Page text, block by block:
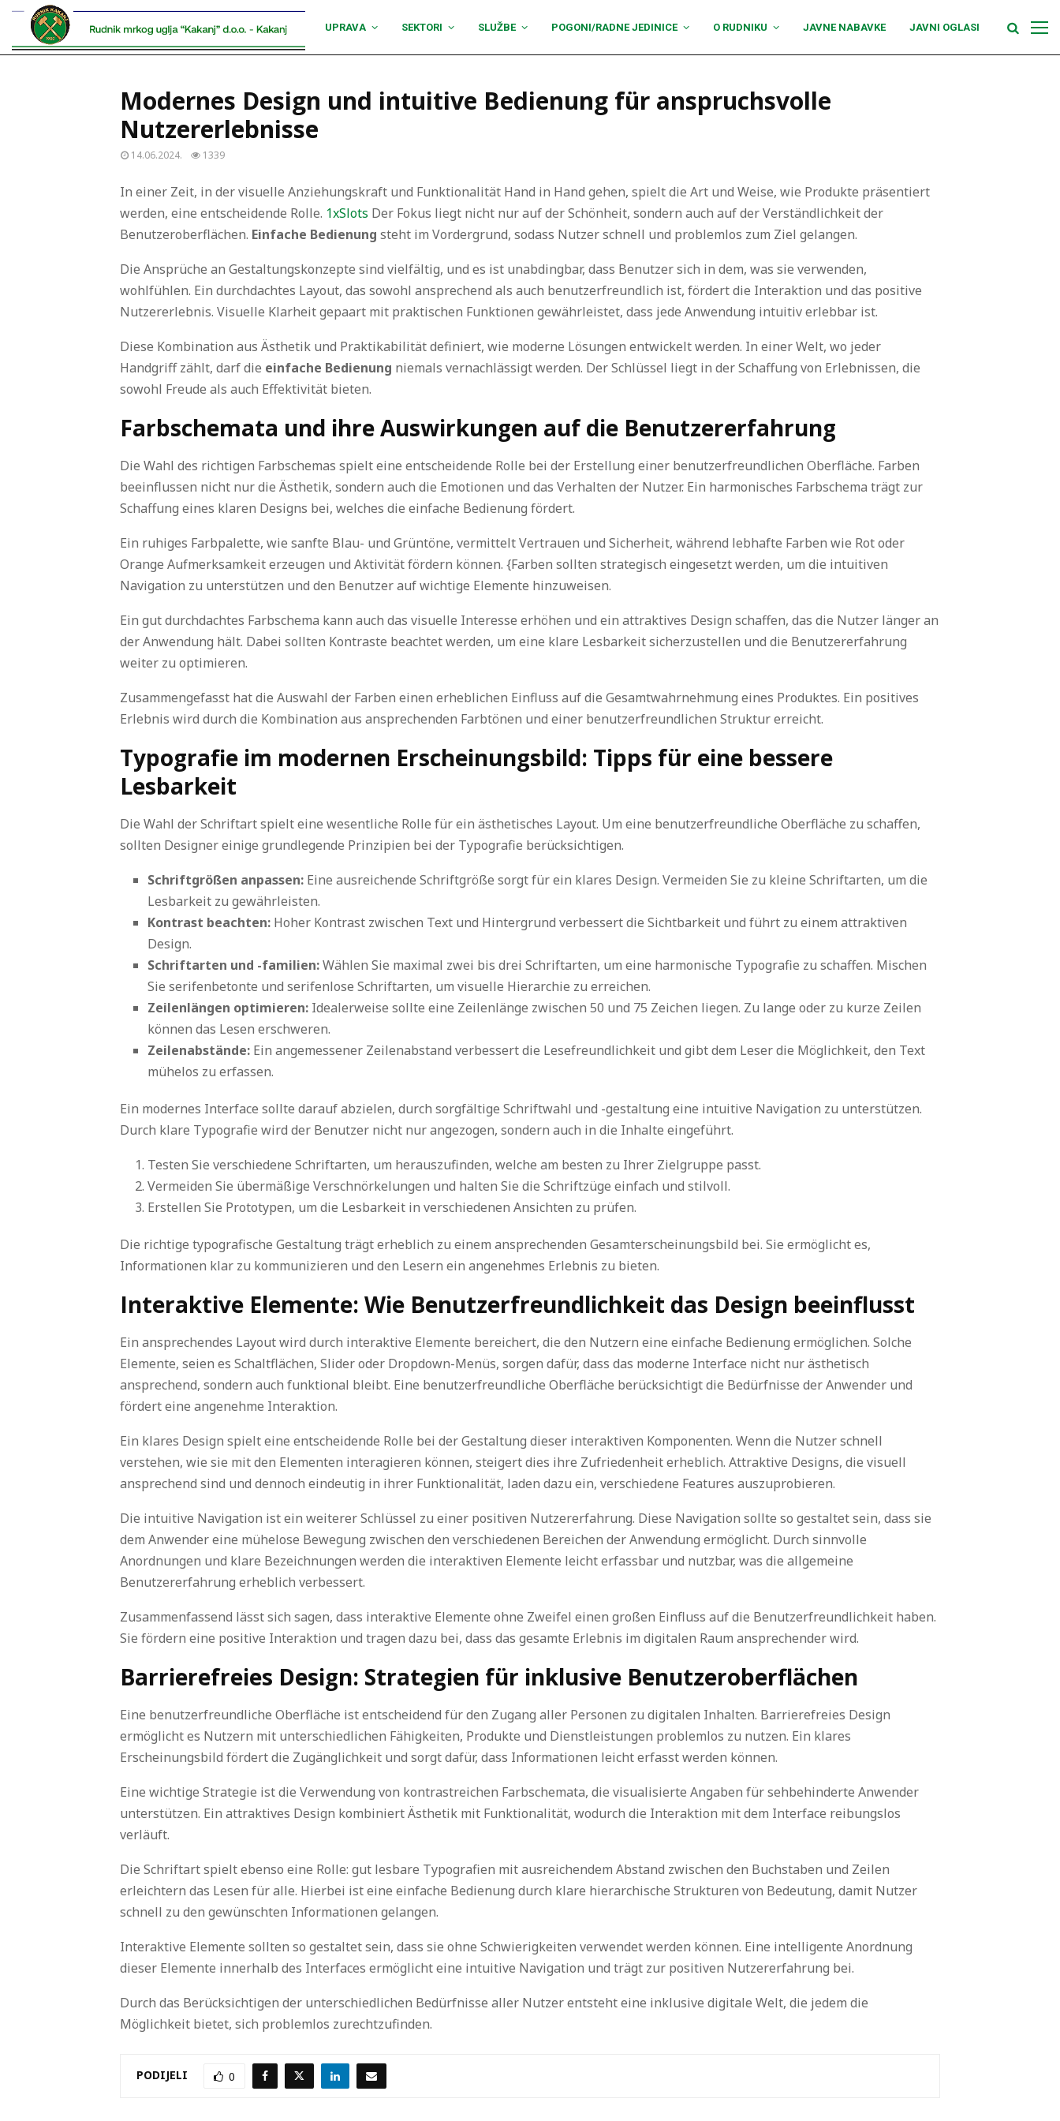
UPRAVA SEKTORI SLUŽBE POGONI/RADNE JEDINICE O RUDNIKU JAVNE NABAVKE JAVNI OGLASI
Modernes Design und intuitive Bedienung für anspruchsvolle
Nutzererlebnisse
14.06.2024. 1339
In einer Zeit, in der visuelle Anziehungskraft und Funktionalität Hand in Hand gehen, spielt die Art und Weise, wie Produkte präsentiert
werden, eine entscheidende Rolle. 1xSlots Der Fokus liegt nicht nur auf der Schönheit, sondern auch auf der Verständlichkeit der
Benutzeroberflächen. Einfache Bedienung steht im Vordergrund, sodass Nutzer schnell und problemlos zum Ziel gelangen.
Die Ansprüche an Gestaltungskonzepte sind vielfältig, und es ist unabdingbar, dass Benutzer sich in dem, was sie verwenden,
wohlfühlen. Ein durchdachtes Layout, das sowohl ansprechend als auch benutzerfreundlich ist, fördert die Interaktion und das positive
Nutzererlebnis. Visuelle Klarheit gepaart mit praktischen Funktionen gewährleistet, dass jede Anwendung intuitiv erlebbar ist.
Diese Kombination aus Ästhetik und Praktikabilität definiert, wie moderne Lösungen entwickelt werden. In einer Welt, wo jeder
Handgriff zählt, darf die einfache Bedienung niemals vernachlässigt werden. Der Schlüssel liegt in der Schaffung von Erlebnissen, die
sowohl Freude als auch Effektivität bieten.
Farbschemata und ihre Auswirkungen auf die Benutzererfahrung
Die Wahl des richtigen Farbschemas spielt eine entscheidende Rolle bei der Erstellung einer benutzerfreundlichen Oberfläche. Farben
beeinflussen nicht nur die Ästhetik, sondern auch die Emotionen und das Verhalten der Nutzer. Ein harmonisches Farbschema trägt zur
Schaffung eines klaren Designs bei, welches die einfache Bedienung fördert.
Ein ruhiges Farbpalette, wie sanfte Blau- und Grüntöne, vermittelt Vertrauen und Sicherheit, während lebhafte Farben wie Rot oder
Orange Aufmerksamkeit erzeugen und Aktivität fördern können. {Farben sollten strategisch eingesetzt werden, um die intuitiven
Navigation zu unterstützen und den Benutzer auf wichtige Elemente hinzuweisen.
Ein gut durchdachtes Farbschema kann auch das visuelle Interesse erhöhen und ein attraktives Design schaffen, das die Nutzer länger an
der Anwendung hält. Dabei sollten Kontraste beachtet werden, um eine klare Lesbarkeit sicherzustellen und die Benutzererfahrung
weiter zu optimieren.
Zusammengefasst hat die Auswahl der Farben einen erheblichen Einfluss auf die Gesamtwahrnehmung eines Produktes. Ein positives
Erlebnis wird durch die Kombination aus ansprechenden Farbtönen und einer benutzerfreundlichen Struktur erreicht.
Typografie im modernen Erscheinungsbild: Tipps für eine bessere
Lesbarkeit
Die Wahl der Schriftart spielt eine wesentliche Rolle für ein ästhetisches Layout. Um eine benutzerfreundliche Oberfläche zu schaffen,
sollten Designer einige grundlegende Prinzipien bei der Typografie berücksichtigen.
Schriftgrößen anpassen: Eine ausreichende Schriftgröße sorgt für ein klares Design. Vermeiden Sie zu kleine Schriftarten, um die
Lesbarkeit zu gewährleisten.
Kontrast beachten: Hoher Kontrast zwischen Text und Hintergrund verbessert die Sichtbarkeit und führt zu einem attraktiven
Design.
Schriftarten und -familien:Wählen Sie maximal zwei bis drei Schriftarten, um eine harmonische Typografie zu schaffen. Mischen
Sie serifenbetonte und serifenlose Schriftarten, um visuelle Hierarchie zu erreichen.
Zeilenlängen optimieren: Idealerweise sollte eine Zeilenlänge zwischen 50 und 75 Zeichen liegen. Zu lange oder zu kurze Zeilen
können das Lesen erschweren.
Zeilenabstände: Ein angemessener Zeilenabstand verbessert die Lesefreundlichkeit und gibt dem Leser die Möglichkeit, den Text
mühelos zu erfassen.
Ein modernes Interface sollte darauf abzielen, durch sorgfältige Schriftwahl und -gestaltung eine intuitive Navigation zu unterstützen.
Durch klare Typografie wird der Benutzer nicht nur angezogen, sondern auch in die Inhalte eingeführt.
Testen Sie verschiedene Schriftarten, um herauszufinden, welche am besten zu Ihrer Zielgruppe passt.
Vermeiden Sie übermäßige Verschnörkelungen und halten Sie die Schriftzüge einfach und stilvoll.
Erstellen Sie Prototypen, um die Lesbarkeit in verschiedenen Ansichten zu prüfen.
Die richtige typografische Gestaltung trägt erheblich zu einem ansprechenden Gesamterscheinungsbild bei. Sie ermöglicht es,
Informationen klar zu kommunizieren und den Lesern ein angenehmes Erlebnis zu bieten.
Interaktive Elemente: Wie Benutzerfreundlichkeit das Design beeinflusst
Ein ansprechendes Layout wird durch interaktive Elemente bereichert, die den Nutzern eine einfache Bedienung ermöglichen. Solche
Elemente, seien es Schaltflächen, Slider oder Dropdown-Menüs, sorgen dafür, dass das moderne Interface nicht nur ästhetisch
ansprechend, sondern auch funktional bleibt. Eine benutzerfreundliche Oberfläche berücksichtigt die Bedürfnisse der Anwender und
fördert eine angenehme Interaktion.
Ein klares Design spielt eine entscheidende Rolle bei der Gestaltung dieser interaktiven Komponenten. Wenn die Nutzer schnell
verstehen, wie sie mit den Elementen interagieren können, steigert dies ihre Zufriedenheit erheblich. Attraktive Designs, die visuell
ansprechend sind und dennoch eindeutig in ihrer Funktionalität, laden dazu ein, verschiedene Features auszuprobieren.
Die intuitive Navigation ist ein weiterer Schlüssel zu einer positiven Nutzererfahrung. Diese Navigation sollte so gestaltet sein, dass sie
dem Anwender eine mühelose Bewegung zwischen den verschiedenen Bereichen der Anwendung ermöglicht. Durch sinnvolle
Anordnungen und klare Bezeichnungen werden die interaktiven Elemente leicht erfassbar und nutzbar, was die allgemeine
Benutzererfahrung erheblich verbessert.
Zusammenfassend lässt sich sagen, dass interaktive Elemente ohne Zweifel einen großen Einfluss auf die Benutzerfreundlichkeit haben.
Sie fördern eine positive Interaktion und tragen dazu bei, dass das gesamte Erlebnis im digitalen Raum ansprechender wird.
Barrierefreies Design: Strategien für inklusive Benutzeroberflächen
Eine benutzerfreundliche Oberfläche ist entscheidend für den Zugang aller Personen zu digitalen Inhalten. Barrierefreies Design
ermöglicht es Nutzern mit unterschiedlichen Fähigkeiten, Produkte und Dienstleistungen problemlos zu nutzen. Ein klares
Erscheinungsbild fördert die Zugänglichkeit und sorgt dafür, dass Informationen leicht erfasst werden können.
Eine wichtige Strategie ist die Verwendung von kontrastreichen Farbschemata, die visualisierte Angaben für sehbehinderte Anwender
unterstützen. Ein attraktives Design kombiniert Ästhetik mit Funktionalität, wodurch die Interaktion mit dem Interface reibungslos
verläuft.
Die Schriftart spielt ebenso eine Rolle: gut lesbare Typografien mit ausreichendem Abstand zwischen den Buchstaben und Zeilen
erleichtern das Lesen für alle. Hierbei ist eine einfache Bedienung durch klare hierarchische Strukturen von Bedeutung, damit Nutzer
schnell zu den gewünschten Informationen gelangen.
Interaktive Elemente sollten so gestaltet sein, dass sie ohne Schwierigkeiten verwendet werden können. Eine intelligente Anordnung
dieser Elemente innerhalb des Interfaces ermöglicht eine intuitive Navigation und trägt zur positiven Nutzererfahrung bei.
Durch das Berücksichtigen der unterschiedlichen Bedürfnisse aller Nutzer entsteht eine inklusive digitale Welt, die jedem die
Möglichkeit bietet, sich problemlos zurechtzufinden.
PODIJELI 0